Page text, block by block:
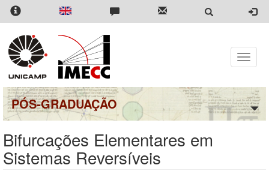
Pular
para
conteúdo
principal
Toggle
PÓS-GRADUAÇÃO
Bifurcações Elementares em
Sistemas Reversíveis